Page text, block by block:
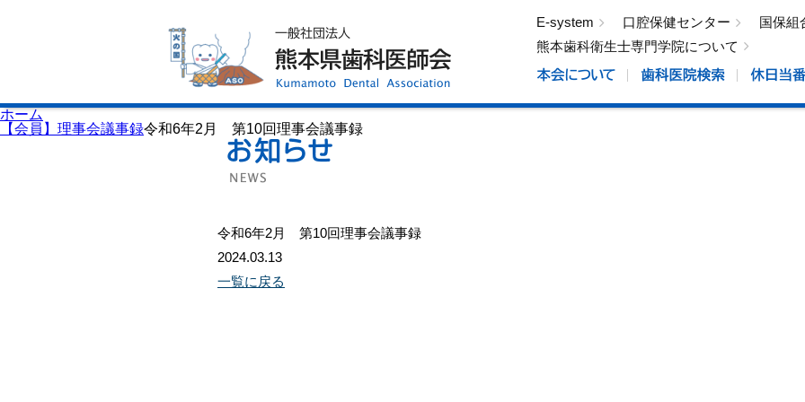
E-system 口腔保健センター
国保組
熊本歯科衛生士専門学院について
ホーム
【会員】理事会議事録令和6年2月 第10回理事会議事録
令和6年2月 第10回理事会議事録
2024.03.13
一覧に戻る
歯科医院検索
休日当番医
イベント案内
歯の豆知識
口腔保健センター
国保組合からのお知らせ
熊本歯科衛生士専門学院
会員専用ページ
プライバシーポリシー
サイトマップ